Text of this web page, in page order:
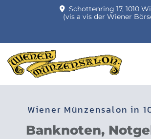
 Schottenring 17, 1010
(vis a vis der Wiener
Wiener Münzensalon in
Banknoten,